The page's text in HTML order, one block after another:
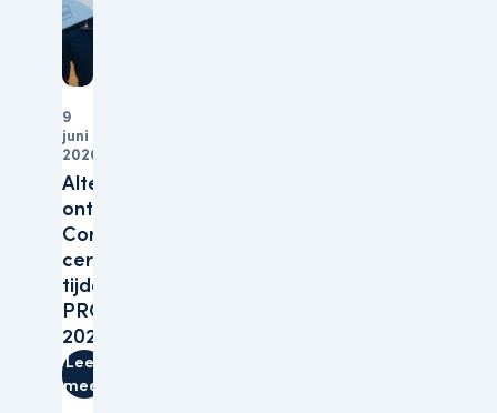
Altera
ontvangt B
Corp™-
certificering
tijdens
PROVADA
2026
9
juni
2026
Lees
meer